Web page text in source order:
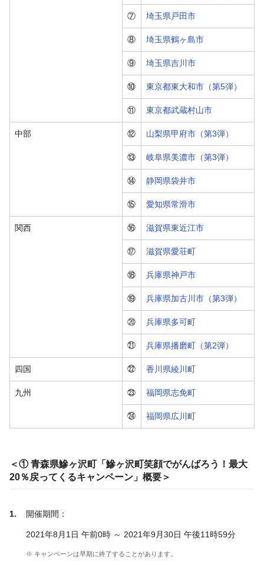
⑦ 埼玉県戸田市
⑧ 埼玉県鶴ヶ島市
⑨ 埼玉県吉川市
⑩ 東京都東大和市（第5弾）
⑪ 東京都武蔵村山市
中部 ⑫ 山梨県甲府市（第3弾）
⑬ 岐阜県美濃市（第3弾）
⑭ 静岡県袋井市
⑮ 愛知県常滑市
関西 ⑯ 滋賀県東近江市
⑰ 滋賀県愛荘町
⑱ 兵庫県神戸市
⑲ 兵庫県加古川市（第3弾）
⑳ 兵庫県多可町
㉑ 兵庫県播磨町（第2弾）
四国 ㉒ 香川県綾川町
九州 ㉓ 福岡県志免町
㉔ 福岡県広川町
＜① 青森県鰺ヶ沢町「鰺ヶ沢町笑顔でがんばろう！最大
20％戻ってくるキャンペーン」概要＞
開催期間：
2021年8月1日 午前0時 ～ 2021年9月30日 午後11時59分
※ キャンペーンは早期に終了することがあります。